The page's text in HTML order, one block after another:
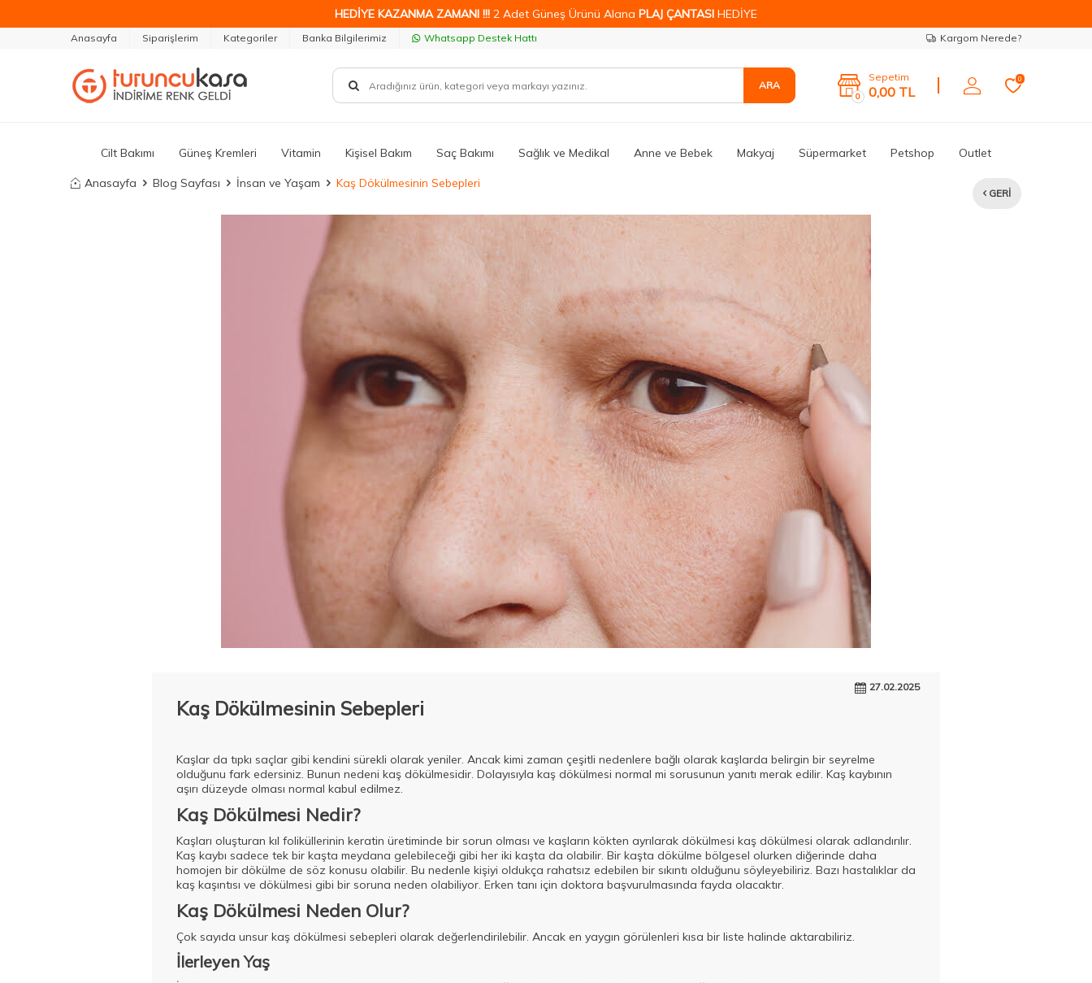
HEDİYE KAZANMA ZAMANI !!! 2 Adet Güneş Ürünü Alana PLAJ ÇANTASI HEDİYE
Anasayfa Siparişlerim Kategoriler Banka Bilgilerimiz Whatsapp Destek Hattı Kargom Nerede?
ARA
0
Sepetim
0,00 TL
0
Cilt Bakımı Güneş Kremleri Vitamin Kişisel Bakım Saç Bakımı Sağlık ve Medikal Anne ve Bebek Makyaj Süpermarket Petshop Outlet
Anasayfa Blog Sayfası İnsan ve Yaşam Kaş Dökülmesinin Sebepleri
GERI
27.02.2025
Kaş Dökülmesinin Sebepleri
Kaşlar da tıpkı saçlar gibi kendini sürekli olarak yeniler. Ancak kimi zaman çeşitli nedenlere bağlı olarak kaşlarda belirgin bir seyrelme
olduğunu fark edersiniz. Bunun nedeni kaş dökülmesidir. Dolayısıyla kaş dökülmesi normal mi sorusunun yanıtı merak edilir. Kaş kaybının
aşırı düzeyde olması normal kabul edilmez.
Kaş Dökülmesi Nedir?
Kaşları oluşturan kıl foliküllerinin keratin üretiminde bir sorun olması ve kaşların kökten ayrılarak dökülmesi kaş dökülmesi olarak adlandırılır.
Kaş kaybı sadece tek bir kaşta meydana gelebileceği gibi her iki kaşta da olabilir. Bir kaşta dökülme bölgesel olurken diğerinde daha
homojen bir dökülme de söz konusu olabilir. Bu nedenle kişiyi oldukça rahatsız edebilen bir sıkıntı olduğunu söyleyebiliriz. Bazı hastalıklar da
kaş kaşıntısı ve dökülmesi gibi bir soruna neden olabiliyor. Erken tanı için doktora başvurulmasında fayda olacaktır.
Kaş Dökülmesi Neden Olur?
Çok sayıda unsur kaş dökülmesi sebepleri olarak değerlendirilebilir. Ancak en yaygın görülenleri kısa bir liste halinde aktarabiliriz.
İlerleyen Yaş